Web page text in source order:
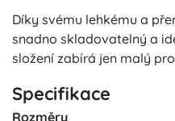
Díky svému lehkému a
snadno skladovatelný a
složení zabírá jen malý
Specifikace
Rozměry